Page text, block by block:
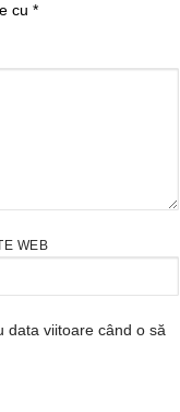
cu *
WEB
data viitoare când o să